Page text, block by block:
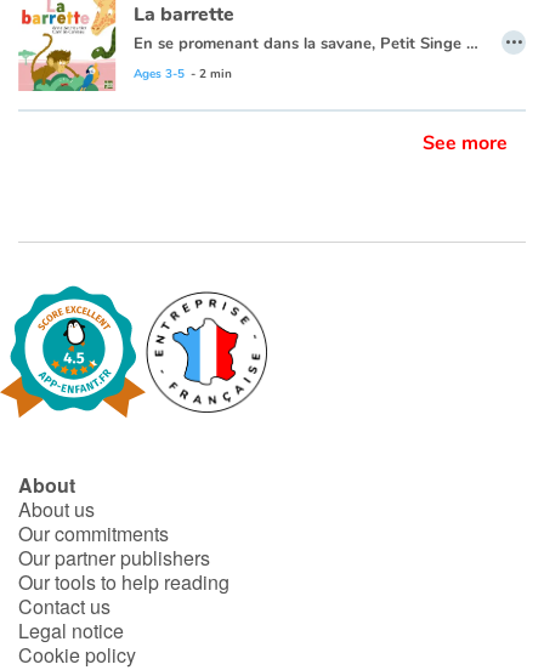
Blog
Learn french with Storyplay'r
Activities and workshops
Dyslexia and reading disorders
La barrette
En se promenant dans la savane, Petit Singe trouve une barette. Il entreprend de retrouver sa propriétaire. "Sa" propriétaire ? Son enquête le fait réfléchir : la barrette n'appartient ni à Madame Girafe, ni à Madame perroquet, ni à Madame Serpent... et au fond, pourquoi appartiendrait-elle forcément à une femelle ?
Ages 3-5 - 2 min
…
See more
About
About us
Our commitments
Our partner publishers
Our tools to help reading
Contact us
Legal notice
Cookie policy